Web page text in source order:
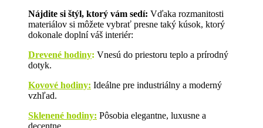
Nájdite si štýl, ktorý vám sedí: Vďaka rozmanitosti
materiálov si môžete vybrať presne taký kúsok, ktorý
dokonale doplní váš interiér:
Drevené hodiny: Vnesú do priestoru teplo a prírodný
dotyk.
Kovové hodiny: Ideálne pre industriálny a moderný
vzhľad.
Sklenené hodiny: Pôsobia elegantne, luxusne a
decentne.